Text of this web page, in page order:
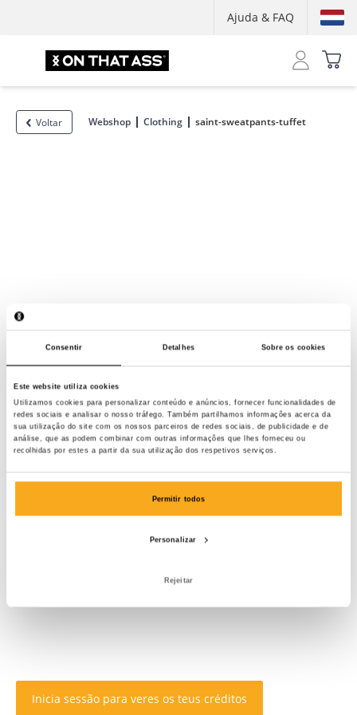
Consentir Detalhes Sobre os cookies
Este website utiliza cookies
Utilizamos cookies para personalizar conteúdo e anúncios, fornecer funcionalidades de
redes sociais e analisar o nosso tráfego. Também partilhamos informações acerca da
sua utilização do site com os nossos parceiros de redes sociais, de publicidade e de
análise, que as podem combinar com outras informações que lhes forneceu ou
recolhidas por estes a partir da sua utilização dos respetivos serviços.
Permitir todos
Personalizar
Rejeitar
Ajuda & FAQ
Voltar Webshop Clothing saint-sweatpants-tuffet
Inicia sessão para veres os teus créditos